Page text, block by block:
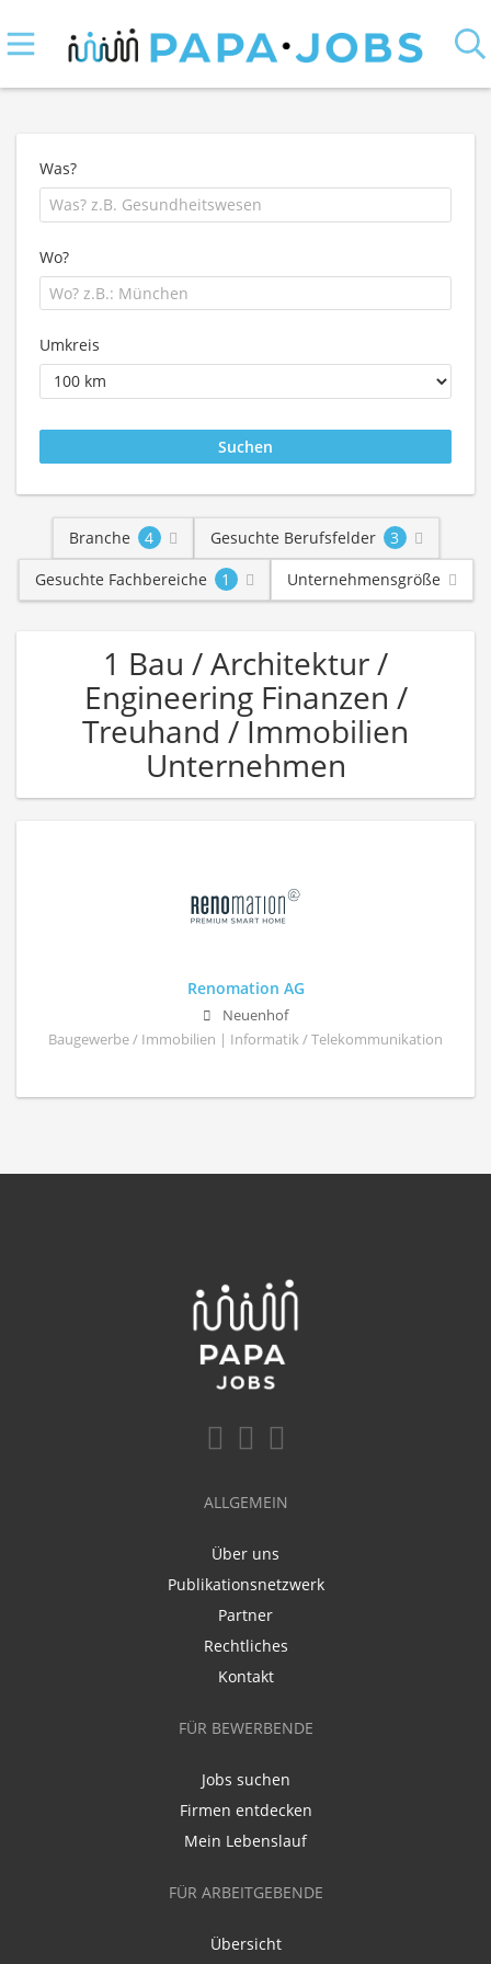
Was?
Wo?
Umkreis
Branche 4 Gesuchte Berufsfelder
3
Gesuchte Fachbereiche
1 Unternehmensgröße
1 Bau / Architektur /
Engineering Finanzen /
Treuhand / Immobilien
Unternehmen
Renomation AG
Neuenhof
Baugewerbe / Immobilien | Informatik / Telekommunikation
ALLGEMEIN
Über uns
Publikationsnetzwerk
Partner
Rechtliches
Kontakt
FÜR BEWERBENDE
Jobs suchen
Firmen entdecken
Mein Lebenslauf
FÜR ARBEITGEBENDE
Übersicht